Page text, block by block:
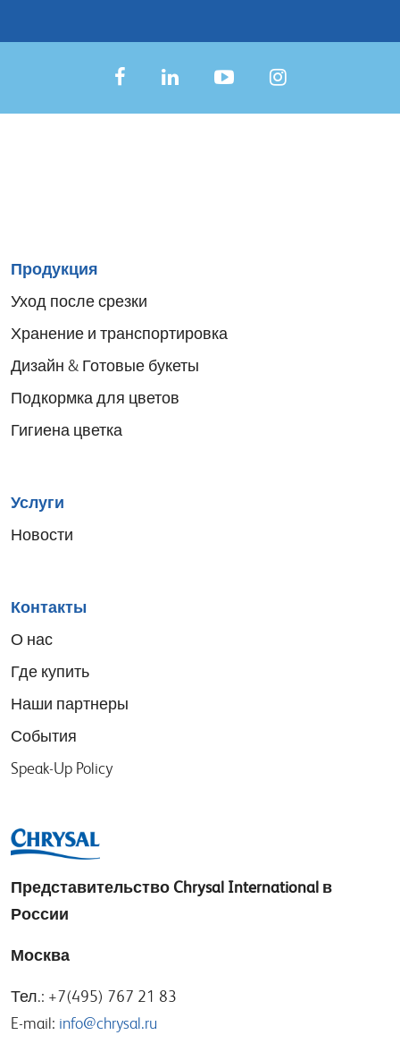
Sitemap
menu
Продукция
Уход после срезки
Хранение и транспортировка
Дизайн & Готовые букеты
Подкормка для цветов
Гигиена цветка
Услуги
Новости
Контакты
О нас
Где купить
Наши партнеры
События
Speak-Up Policy
Представительство Chrysal International в
России
Москва
Тел.: +7(495) 767 21 83
E-mail: info@chrysal.ru